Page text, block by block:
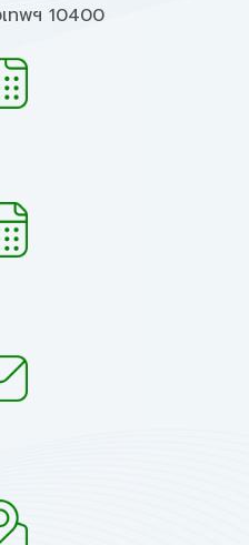
ทพฯ 10400